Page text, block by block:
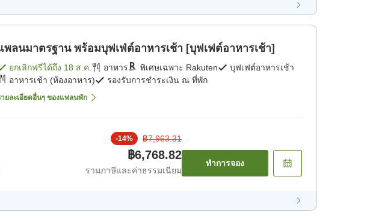
พลนมาตรฐาน พร้อมบุฟเฟ่ต์อาหารเช้า [บุฟเฟต์อาหารเช้า]
ยกเลิกฟรีได้ถึง 18 ส.ค. อาหาร พิเศษเฉพาะ Rakuten
บุฟเฟต์อาหารเช้า
อาหารเช้า (ห้องอาหาร)
รองรับการชำระเงิน ณ ที่พัก
ายละเอียดอื่นๆ ของแพลนพัก
-14% ฿7,963.31
฿6,768.82
รวมภาษีและค่าธรรมเนียม
ทำการจอง